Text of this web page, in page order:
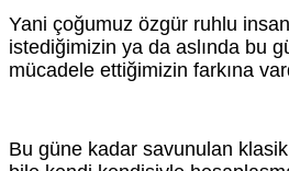
Yani çoğumuz özgür ruhlu
istediğimizin ya da aslında bu
mücadele ettiğimizin farkına
Bu güne kadar savunulan